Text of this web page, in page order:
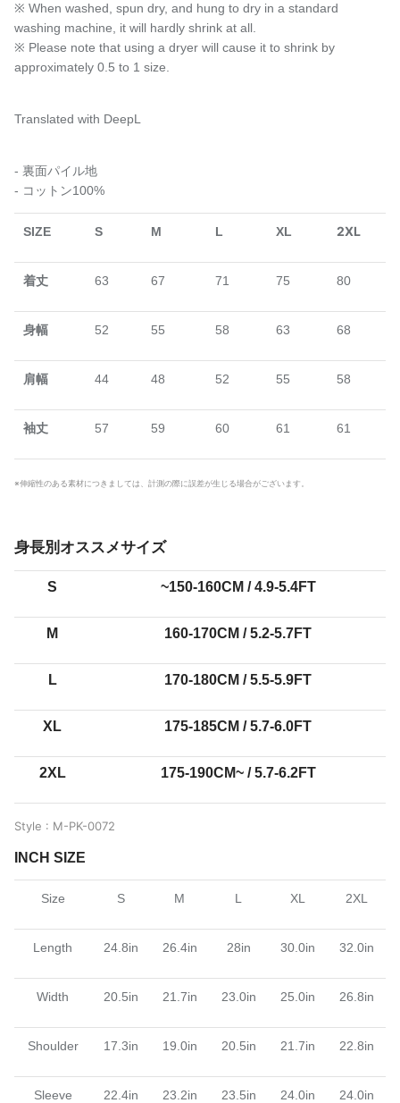
※ When washed, spun dry, and hung to dry in a standard
washing machine, it will hardly shrink at all.
※ Please note that using a dryer will cause it to shrink by
approximately 0.5 to 1 size.
Translated with DeepL
- 裏面パイル地
- コットン100%
SIZE S M L XL 2XL
着丈 63 67 71 75 80
身幅 52 55 58 63 68
肩幅 44 48 52 55 58
袖丈 57 59 60 61 61
※伸縮性のある素材につきましては、計測の際に誤差が生じる場合がございます。
身長別オススメサイズ
S ~150-160CM / 4.9-5.4FT
M 160-170CM / 5.2-5.7FT
L 170-180CM / 5.5-5.9FT
XL 175-185CM / 5.7-6.0FT
2XL 175-190CM~/ 5.7-6.2FT
Style : M-PK-0072
INCH SIZE
Size S M L XL 2XL
Length 24.8in 26.4in 28in 30.0in 32.0in
Width 20.5in 21.7in 23.0in 25.0in 26.8in
Shoulder 17.3in 19.0in 20.5in 21.7in 22.8in
Sleeve 22.4in 23.2in 23.5in 24.0in 24.0in